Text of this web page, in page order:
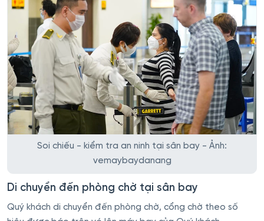
Soi chiếu - kiểm tra an ninh tại sân bay - Ảnh:
vemaybaydanang
Di chuyển đến phòng chờ tại sân bay
Quý khách di chuyển đến phòng chờ, cổng chờ theo số